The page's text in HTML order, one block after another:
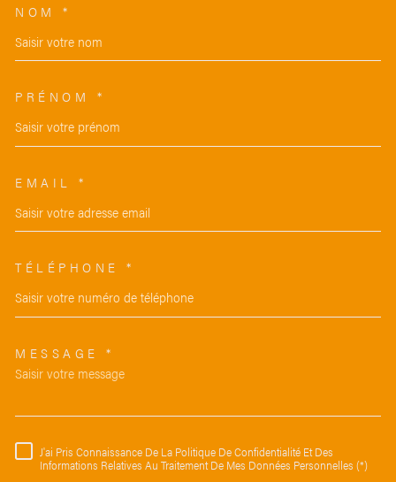
NOM *
PRÉNOM *
EMAIL *
TÉLÉPHONE *
MESSAGE *
RÈGLEMENTATION
J'ai Pris Connaissance De La Politique De Confidentialité Et Des
Informations Relatives Au Traitement De Mes Données Personnelles (*)